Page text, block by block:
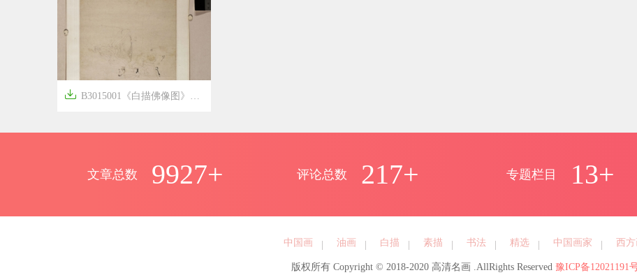
 B3015001《白描佛像图》明代画家丁云鹏高清作品
文章总数 9927+ 评论总数 217+ 专题栏目 13+
中国画 油画 白描 素描 书法 精选 中国画家 西
版权所有 Copyright © 2018-2020 高清名画 .AllRights Reserved 豫ICP备12021191